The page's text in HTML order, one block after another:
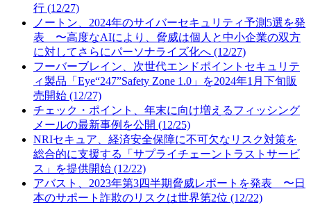
行 (12/27)
ノートン、2024年のサイバーセキュリティ予測5選を発
表 〜高度なAIにより、脅威は個人と中小企業の双方
に対してさらにパーソナライズ化へ (12/27)
フーバーブレイン、次世代エンドポイントセキュリテ
ィ製品「Eye“247”Safety Zone 1.0」を2024年1月下旬販
売開始 (12/27)
チェック・ポイント、年末に向け増えるフィッシング
メールの最新事例を公開 (12/25)
NRIセキュア、経済安全保障に不可欠なリスク対策を
総合的に支援する「サプライチェーントラストサービ
ス」を提供開始 (12/22)
アバスト、2023年第3四半期脅威レポートを発表 〜日
本のサポート詐欺のリスクは世界第2位 (12/22)